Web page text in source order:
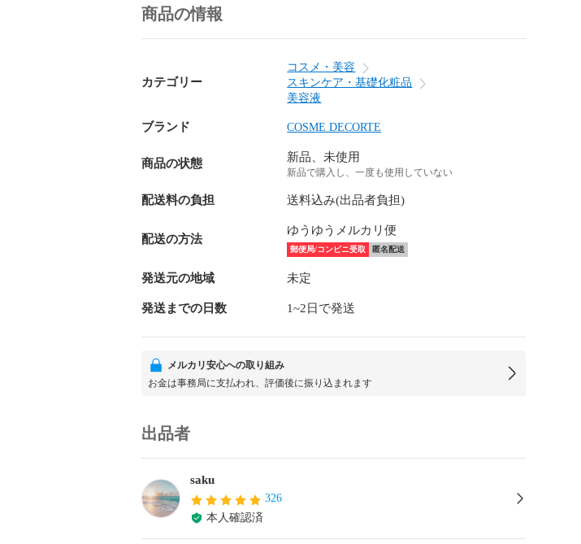
商品の情報
カテゴリー
コスメ・美容
スキンケア・基礎化粧品
美容液
ブランド COSME DECORTE
商品の状態 新品、未使用
新品で購入し、一度も使用していない
配送料の負担 送料込み(出品者負担)
配送の方法
ゆうゆうメルカリ便
郵便局/コンビニ受取 匿名配送
発送元の地域 未定
発送までの日数 1~2日で発送
メルカリ安心への取り組み
お金は事務局に支払われ、評価後に振り込まれます
出品者
saku
326
本人確認済